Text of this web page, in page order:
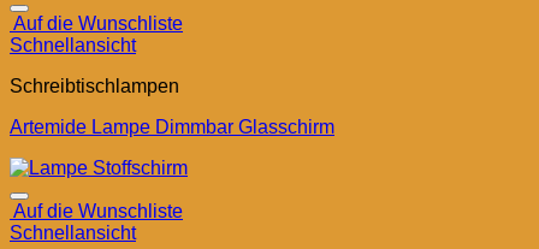
Auf die Wunschliste
Schnellansicht
Schreibtischlampen
Artemide Lampe Dimmbar Glasschirm
Auf die Wunschliste
Schnellansicht